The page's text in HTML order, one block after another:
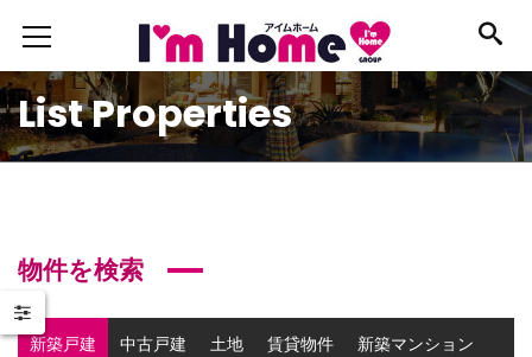
List Properties
物件を検索
新築戸建 中古戸建 土地 賃貸物件 新築マンション